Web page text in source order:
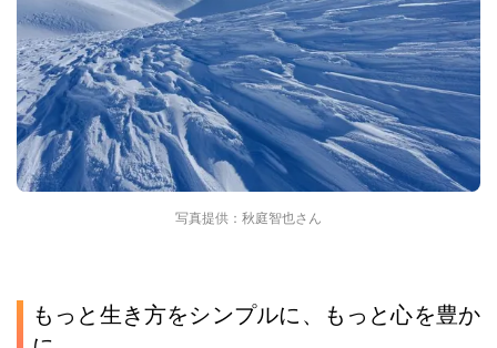
写真提供：秋庭智也さん
もっと生き方をシンプルに、もっと心を豊か